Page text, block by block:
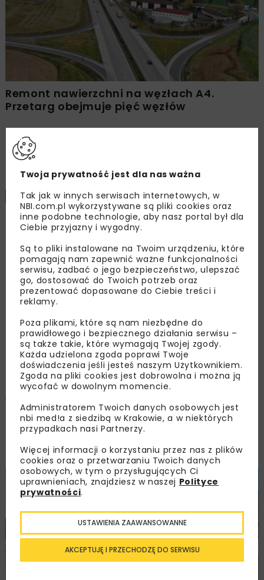
Remont nawierzchni na węzłach A4.
Przetarg obejmuje pięć węzłów
BUDOWNICTWO WIADOMOŚCI
Kraków: Niebawem otwarcie
ruchu na dolnym Bulwarze
Inflanckim
30 sierpnia w godzinach popołudniowych
otwarta dla ruchu pieszego i rowerowego
zostanie dolna część Bulwaru Inflanckiego na
wysokości budowanej kładki Kazimierz –
Ludwinów. Piesi i rowerzyści będą mieli do
dyspozycji szeroki na ok. 3 m korytarz bliżej
brzegu rzeki.
Twoja prywatność jest dla nas ważna
Tak jak w innych serwisach internetowych, w
NBI.com.pl wykorzystywane są pliki cookies oraz
inne podobne technologie, aby nasz portal był dla
Ciebie przyjazny i wygodny.
Są to pliki instalowane na Twoim urządzeniu, które
pomagają nam zapewnić ważne funkcjonalności
serwisu, zadbać o jego bezpieczeństwo, ulepszać
go, dostosować do Twoich potrzeb oraz
prezentować dopasowane do Ciebie treści i
reklamy.
Poza plikami, które są nam niezbędne do
prawidłowego i bezpiecznego działania serwisu –
są także takie, które wymagają Twojej zgody.
Każda udzielona zgoda poprawi Twoje
doświadczenia jeśli jesteś naszym Użytkownikiem.
Zgoda na pliki cookies jest dobrowolna i można ją
wycofać w dowolnym momencie.
Administratorem Twoich danych osobowych jest
nbi med!a z siedzibą w Krakowie, a w niektórych
przypadkach nasi Partnerzy.
Więcej informacji o korzystaniu przez nas z plików
cookies oraz o przetwarzaniu Twoich danych
osobowych, w tym o przysługujących Ci
uprawnieniach, znajdziesz w naszej Polityce
prywatności.
AKCEPTUJĘ I PRZECHODZĘ DO SERWISU
USTAWIENIA ZAAWANSOWANNE